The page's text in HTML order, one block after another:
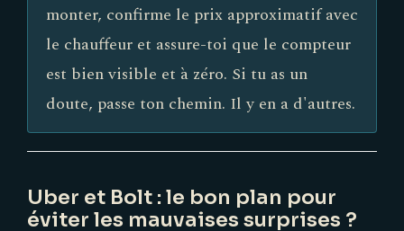
monter, confirme le prix approximatif avec
le chauffeur et assure-toi que le compteur
est bien visible et à zéro. Si tu as un
doute, passe ton chemin. Il y en a d'autres.
Uber et Bolt : le bon plan pour
éviter les mauvaises surprises ?